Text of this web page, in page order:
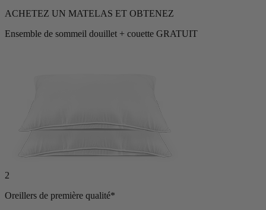
ACHETEZ UN MATELAS ET OBTENEZ
Ensemble de sommeil douillet + couette GRATUIT
2
Oreillers de première qualité*